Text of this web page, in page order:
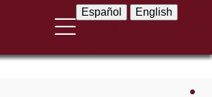
Español English